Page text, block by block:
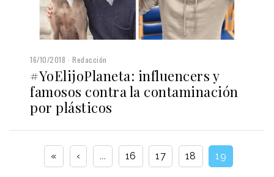
16/10/2018 Redacción
#YoElijoPlaneta: influencers y
famosos contra la contaminación
por plásticos
« ‹ ... 16 17 18 19